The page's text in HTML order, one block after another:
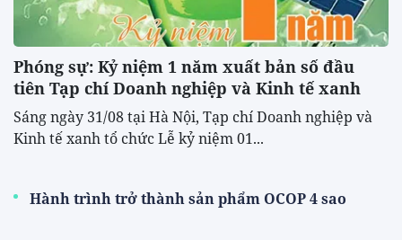
Phóng sự: Kỷ niệm 1 năm xuất bản số đầu
tiên Tạp chí Doanh nghiệp và Kinh tế xanh
Sáng ngày 31/08 tại Hà Nội, Tạp chí Doanh nghiệp và
Kinh tế xanh tổ chức Lễ kỷ niệm 01...
Hành trình trở thành sản phẩm OCOP 4 sao